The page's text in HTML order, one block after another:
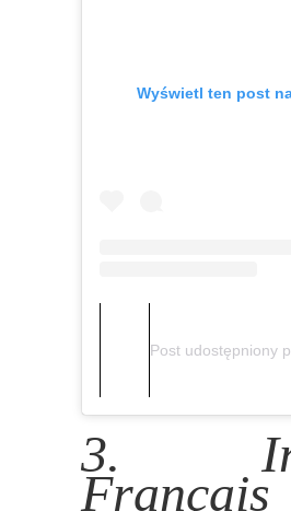
Wyświetl ten post
Post udostępniony
3.